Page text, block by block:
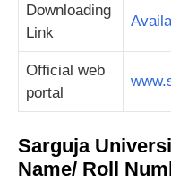
Downloading
Link
Official web
portal
Sarguja
Name/ Roll